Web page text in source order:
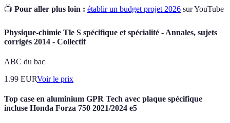
📺 Pour aller plus loin : établir un budget projet 2026 sur YouTube
Physique-chimie Tle S spécifique et spécialité - Annales, sujets
corrigés 2014 - Collectif
ABC du bac
1.99 EURVoir le prix
Top case en aluminium GPR Tech avec plaque spécifique
incluse Honda Forza 750 2021/2024 e5